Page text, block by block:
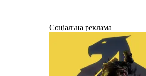
Соціальна реклама